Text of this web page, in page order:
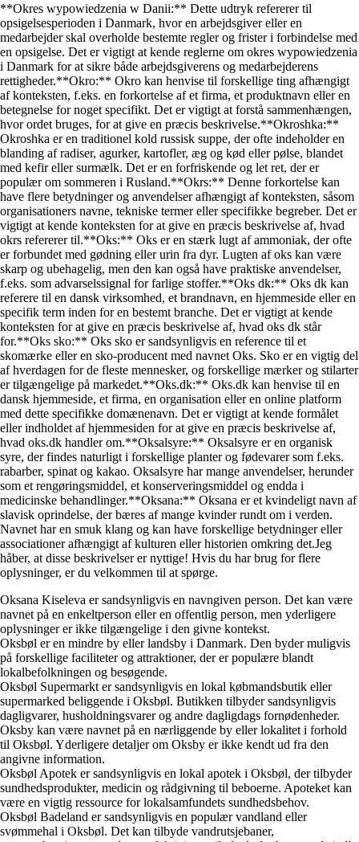
**Okres wypowiedzenia w Danii:** Dette udtryk refererer til
opsigelsesperioden i Danmark, hvor en arbejdsgiver eller en
medarbejder skal overholde bestemte regler og frister i forbindelse med
en opsigelse. Det er vigtigt at kende reglerne om okres wypowiedzenia
i Danmark for at sikre både arbejdsgiverens og medarbejderens
rettigheder.**Okro:** Okro kan henvise til forskellige ting afhængigt
af konteksten, f.eks. en forkortelse af et firma, et produktnavn eller en
betegnelse for noget specifikt. Det er vigtigt at forstå sammenhængen,
hvor ordet bruges, for at give en præcis beskrivelse.**Okroshka:**
Okroshka er en traditionel kold russisk suppe, der ofte indeholder en
blanding af radiser, agurker, kartofler, æg og kød eller pølse, blandet
med kefir eller surmælk. Det er en forfriskende og let ret, der er
populær om sommeren i Rusland.**Okrs:** Denne forkortelse kan
have flere betydninger og anvendelser afhængigt af konteksten, såsom
organisationers navne, tekniske termer eller specifikke begreber. Det er
vigtigt at kende konteksten for at give en præcis beskrivelse af, hvad
okrs refererer til.**Oks:** Oks er en stærk lugt af ammoniak, der ofte
er forbundet med gødning eller urin fra dyr. Lugten af ​​oks kan være
skarp og ubehagelig, men den kan også have praktiske anvendelser,
f.eks. som advarselssignal for farlige stoffer.**Oks dk:** Oks dk kan
referere til en dansk virksomhed, et brandnavn, en hjemmeside eller en
specifik term inden for en bestemt branche. Det er vigtigt at kende
konteksten for at give en præcis beskrivelse af, hvad oks dk står
for.**Oks sko:** Oks sko er sandsynligvis en reference til et
skomærke eller en sko-producent med navnet Oks. Sko er en vigtig del
af hverdagen for de fleste mennesker, og forskellige mærker og stilarter
er tilgængelige på markedet.**Oks.dk:** Oks.dk kan henvise til en
dansk hjemmeside, et firma, en organisation eller en online platform
med dette specifikke domænenavn. Det er vigtigt at kende formålet
eller indholdet af hjemmesiden for at give en præcis beskrivelse af,
hvad oks.dk handler om.**Oksalsyre:** Oksalsyre er en organisk
syre, der findes naturligt i forskellige planter og fødevarer som f.eks.
rabarber, spinat og kakao. Oksalsyre har mange anvendelser, herunder
som et rengøringsmiddel, et konserveringsmiddel og endda i
medicinske behandlinger.**Oksana:** Oksana er et kvindeligt navn af
slavisk oprindelse, der bæres af mange kvinder rundt om i verden.
Navnet har en smuk klang og kan have forskellige betydninger eller
associationer afhængigt af kulturen eller historien omkring det.Jeg
håber, at disse beskrivelser er nyttige! Hvis du har brug for flere
oplysninger, er du velkommen til at spørge.
Oksana Kiseleva er sandsynligvis en navngiven person. Det kan være
navnet på en enkeltperson eller en offentlig person, men yderligere
oplysninger er ikke tilgængelige i den givne kontekst.
Oksbøl er en mindre by eller landsby i Danmark. Den byder muligvis
på forskellige faciliteter og attraktioner, der er populære blandt
lokalbefolkningen og besøgende.
Oksbøl Supermarkt er sandsynligvis en lokal købmandsbutik eller
supermarked beliggende i Oksbøl. Butikken tilbyder sandsynligvis
dagligvarer, husholdningsvarer og andre dagligdags fornødenheder.
Oksby kan være navnet på en nærliggende by eller lokalitet i forhold
til Oksbøl. Yderligere detaljer om Oksby er ikke kendt ud fra den
angivne information.
Oksbøl Apotek er sandsynligvis en lokal apotek i Oksbøl, der tilbyder
sundhedsprodukter, medicin og rådgivning til beboerne. Apoteket kan
være en vigtig ressource for lokalsamfundets sundhedsbehov.
Oksbøl Badeland er sandsynligvis en populær vandland eller
svømmehal i Oksbøl. Det kan tilbyde vandrutsjebaner,